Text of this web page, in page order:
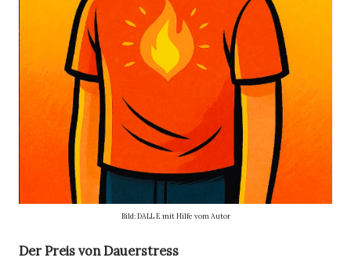
Bild: DALL E mit Hilfe vom Autor
Der Preis von Dauerstress